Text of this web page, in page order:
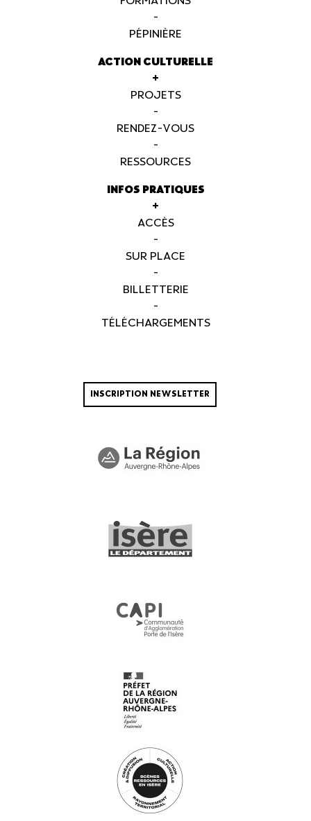
-
PÉPINIÈRE
ACTION CULTURELLE
+
PROJETS
-
RENDEZ-VOUS
-
RESSOURCES
INFOS PRATIQUES
+
ACCÈS
-
SUR PLACE
-
BILLETTERIE
-
TÉLÉCHARGEMENTS
INSCRIPTION NEWSLETTER